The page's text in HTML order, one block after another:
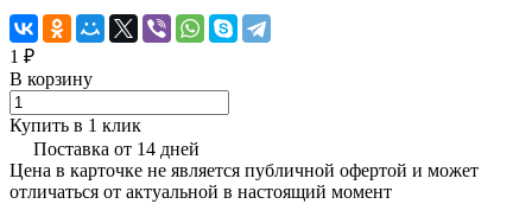
1 ₽
В корзину
Купить в 1 клик
Поставка от 14 дней
Цена в карточке не является публичной офертой и может
отличаться от актуальной в настоящий момент